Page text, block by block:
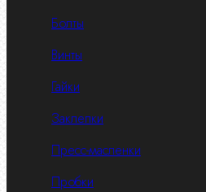
Болты
Винты
Гайки
Заклепки
Пресс-масленки
Пробки